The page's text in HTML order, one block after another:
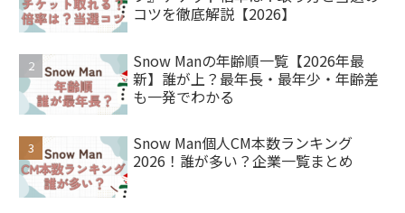
コツを徹底解説【2026】
Snow Manの年齢順一覧【2026年最
新】誰が上？最年長・最年少・年齢差
も一発でわかる
Snow Man個人CM本数ランキング
2026！誰が多い？企業一覧まとめ